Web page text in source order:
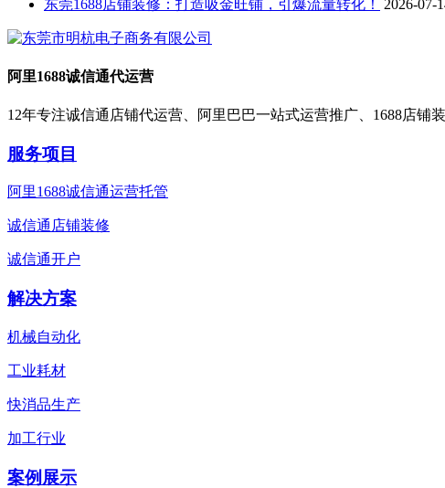
东莞1688店铺装修：打造吸金旺铺，引爆流量转化！
2026-07-
阿里1688诚信通代运营
12年专注诚信通店铺代运营、阿里巴巴一站式运营推广、1688店铺
服务项目
阿里1688诚信通运营托管
诚信通店铺装修
诚信通开户
解决方案
机械自动化
工业耗材
快消品生产
加工行业
案例展示